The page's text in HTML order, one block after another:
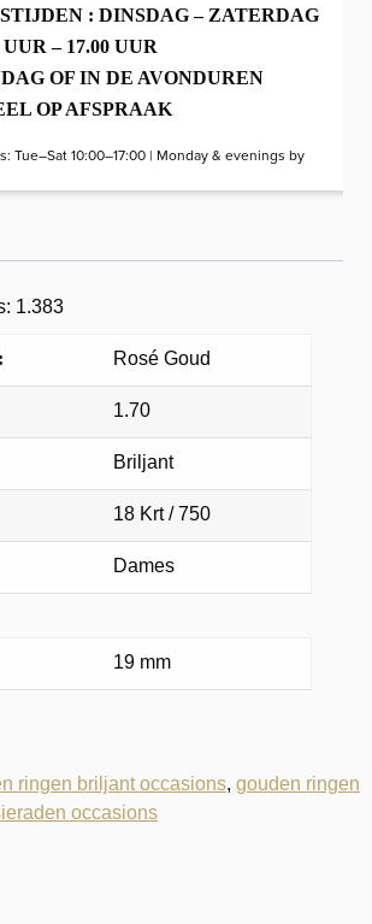
: DINSDAG – ZATERDAG
– 17.00 UUR
OF IN DE AVONDUREN
OP AFSPRAAK
Tue–Sat 10:00–17:00 | Monday & evenings by
1.383
Rosé Goud
1.70
Briljant
18 Krt / 750
Dames
19 mm
ringen briljant occasions, gouden ringen
occasions